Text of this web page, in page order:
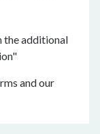
the additional
and our